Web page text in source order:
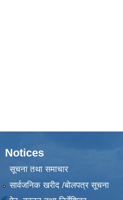
Notices
सूचना तथा समाचार
सार्वजनिक खरीद /बोलपत्र सूचना